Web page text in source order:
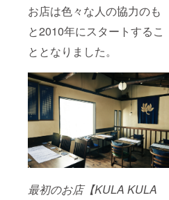
お店は色々な人の協力のも
と2010年にスタートするこ
ととなりました。
最初のお店【KULA KULA